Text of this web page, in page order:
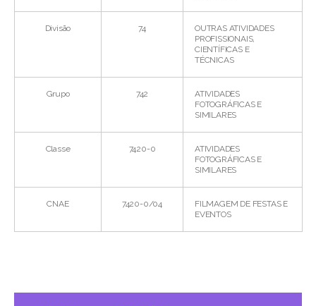
Divisão 74
OUTRAS ATIVIDADES
PROFISSIONAIS,
CIENTÍFICAS E
TÉCNICAS
Grupo 742
ATIVIDADES
FOTOGRÁFICAS E
SIMILARES
Classe 7420-0
ATIVIDADES
FOTOGRÁFICAS E
SIMILARES
CNAE 7420-0/04
FILMAGEM DE FESTAS E
EVENTOS